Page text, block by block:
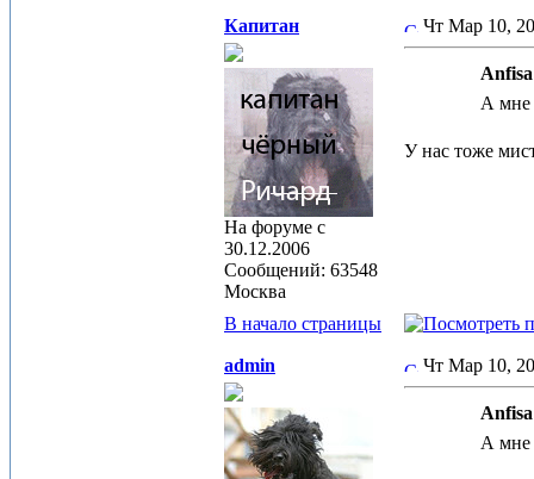
Капитан
На форуме с
30.12.2006
Сообщений: 63548
Москва
Чт Мар 10,
А мне
У нас тоже
В начало страницы
admin Чт Мар 10,
А мне